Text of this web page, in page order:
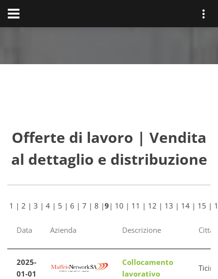
Offerte di lavoro | Vendita
al dettaglio e distribuzione
1 | 2 | 3 | 4 | 5 | 6 | 7 | 8 |9 | 10 | 11 | 12 | 13 | 14 | 15 |
Data Azienda Descrizione Cittá
2025-
01-01
Collocamento
lavorativo
Ticino